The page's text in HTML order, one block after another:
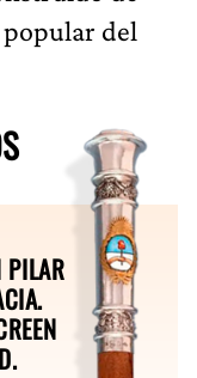
del
PILAR